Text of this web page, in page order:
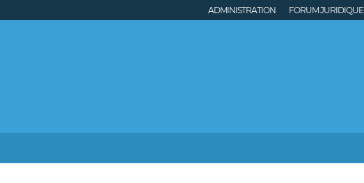
ADMINISTRATION FORUM JURIDIQUE